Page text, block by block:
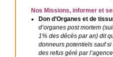
Nos Missions, informer et
Don d’Organes et de
d’organes post mortem
1% des décès par an) dit
donneurs potentiels sauf si
des refus géré par